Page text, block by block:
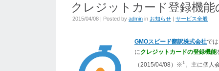
クレジットカード登録機
2015/04/08 | Posted by admin in お知らせ | サービス全般
GMOスピード翻訳株式会社で
にクレジットカードの登録機能
（2015/04/08）※1 。主に個人